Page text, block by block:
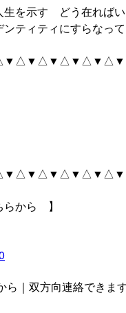
を示す どう在れば
ティティにすらなっ
らから 】
ら｜双方向連絡できま